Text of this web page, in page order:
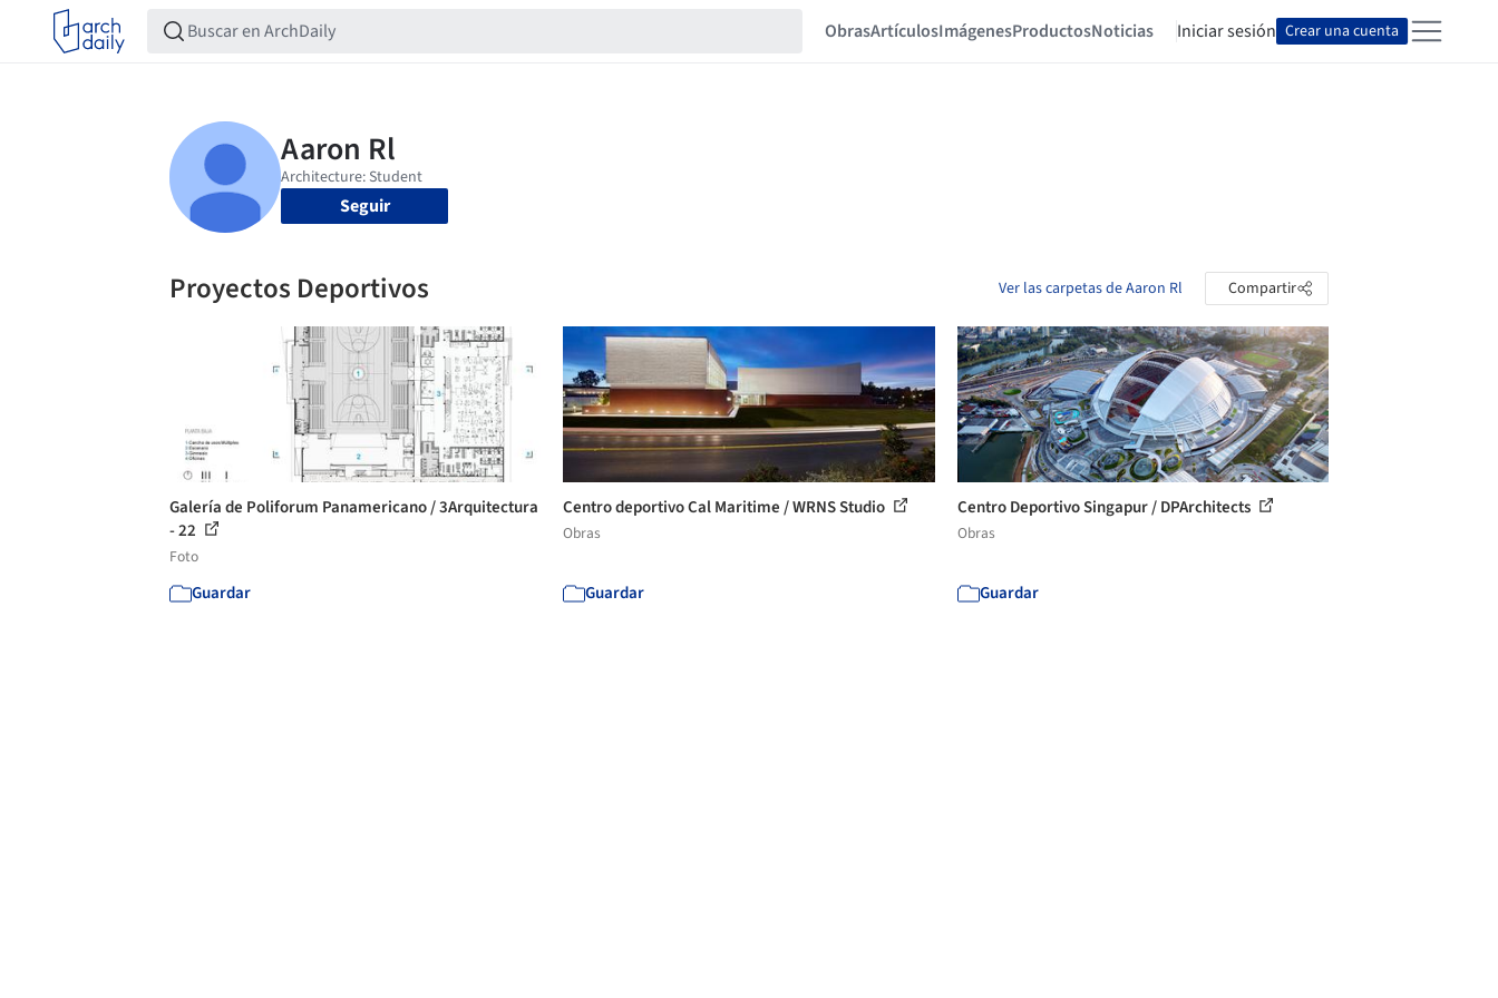
ObrasArtículosImágenesProductosNoticias Iniciar sesión Crear una cuenta
Seguir
Proyectos Deportivos Ver las carpetas de Aaron Rl Compartir
Galería de Poliforum Panamericano / 3Arquitectura
- 22
Foto
Guardar
Centro deportivo Cal Maritime / WRNS Studio
Obras
Guardar
Centro Deportivo Singapur / DPArchitects
Obras
Guardar